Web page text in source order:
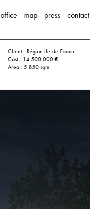
office map press contact
Client : Région île-de-France
Cost : 14 500 000 €
Area : 5 850 sqm